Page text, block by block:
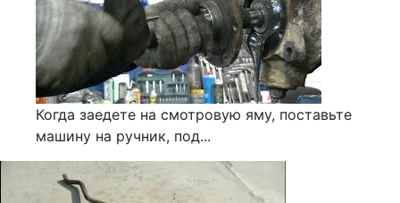
Когда заедете на смотровую яму, поставьте
машину на ручник, под...